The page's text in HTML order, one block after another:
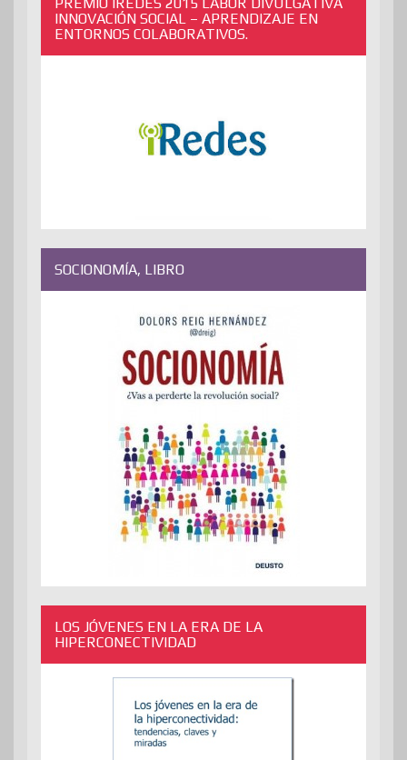
INNOVACIÓN SOCIAL – APRENDIZAJE EN
ENTORNOS COLABORATIVOS.
SOCIONOMÍA, LIBRO
LOS JÓVENES EN LA ERA DE LA
HIPERCONECTIVIDAD